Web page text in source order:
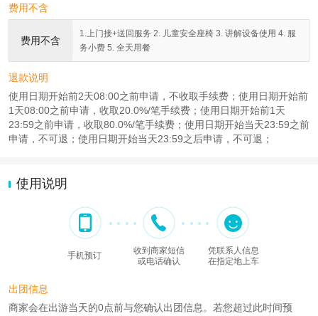
费用不含
费用不含
1.上门接+送回服务 2. 儿童安全座椅 3. 讲解设备使用 4. 服
务小费 5. 全天用餐
退款说明
使用日期开始前2天08:00之前申请，不收取手续费；使用日期开始前
1天08:00之前申请，收取20.0%/笔手续费；使用日期开始前1天
23:59之前申请，收取80.0%/笔手续费；使用日期开始当天23:59之前
申请，不可退；使用日期开始当天23:59之后申请，不可退；
使用说明
手机预订
收到商家短信
或电话确认
凭联系人信息
在指定地上车
出团信息
商家会在出游当天的0点前与您确认出团信息。若您超过此时间预